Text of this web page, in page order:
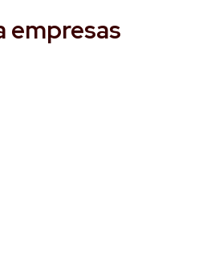
empresas